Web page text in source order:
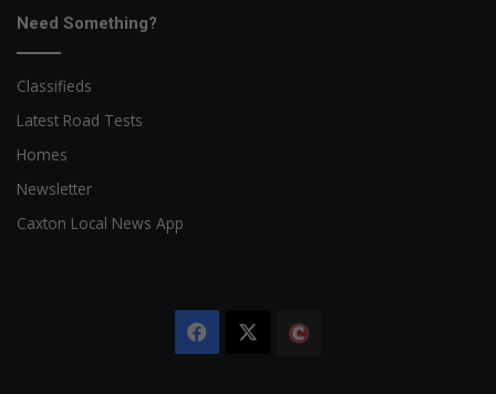
Need Something?
Classifieds
Latest Road Tests
Homes
Newsletter
Caxton Local News App
Facebook